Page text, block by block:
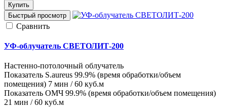
Купить
Быстрый просмотр
Cравнить
УФ-облучатель СВЕТОЛИТ-200
Настенно-потолочный облучатель
Показатель S.aureus 99.9% (время обработки/объем
помещения) 7 мин / 60 куб.м
Показатель ОМЧ 99.9% (время обработки/объем помещения)
21 мин / 60 куб.м